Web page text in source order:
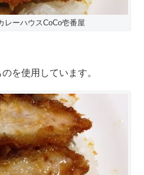
レーハウスCoCo壱番屋
を使用しています。